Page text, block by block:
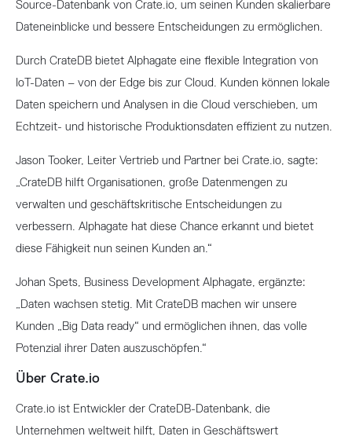
Source-Datenbank von Crate.io, um seinen Kunden skalierbare
Dateneinblicke und bessere Entscheidungen zu ermöglichen.
Durch CrateDB bietet Alphagate eine flexible Integration von
IoT-Daten – von der Edge bis zur Cloud. Kunden können lokale
Daten speichern und Analysen in die Cloud verschieben, um
Echtzeit- und historische Produktionsdaten effizient zu nutzen.
Jason Tooker, Leiter Vertrieb und Partner bei Crate.io, sagte:
„CrateDB hilft Organisationen, große Datenmengen zu
verwalten und geschäftskritische Entscheidungen zu
verbessern. Alphagate hat diese Chance erkannt und bietet
diese Fähigkeit nun seinen Kunden an.“
Johan Spets, Business Development Alphagate, ergänzte:
„Daten wachsen stetig. Mit CrateDB machen wir unsere
Kunden „Big Data ready“ und ermöglichen ihnen, das volle
Potenzial ihrer Daten auszuschöpfen.“
Über Crate.io
Crate.io ist Entwickler der CrateDB-Datenbank, die
Unternehmen weltweit hilft, Daten in Geschäftswert